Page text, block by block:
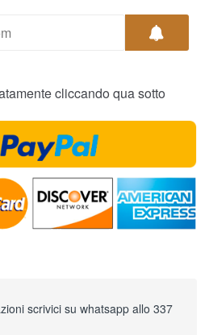
cliccando qua sotto
scrivici su whatsapp allo 337